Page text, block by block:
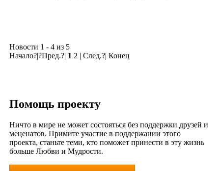
Новости 1 - 4 из 5
Начало?|?Пред.?| 1 2 | След.?| Конец
Помощь проекту
Ничто в мире не может состояться без поддержки друзей и
меценатов. Примите участие в поддержании этого
проекта, станьте теми, кто поможет принести в эту жизнь
больше Любви и Мудрости.